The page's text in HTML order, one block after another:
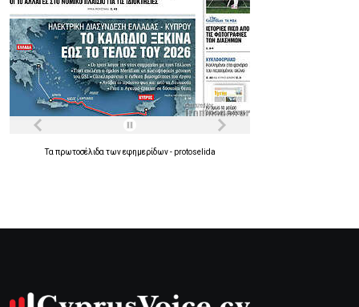
Τα πρωτοσέλιδα τωνεφημερίδων- protoselida